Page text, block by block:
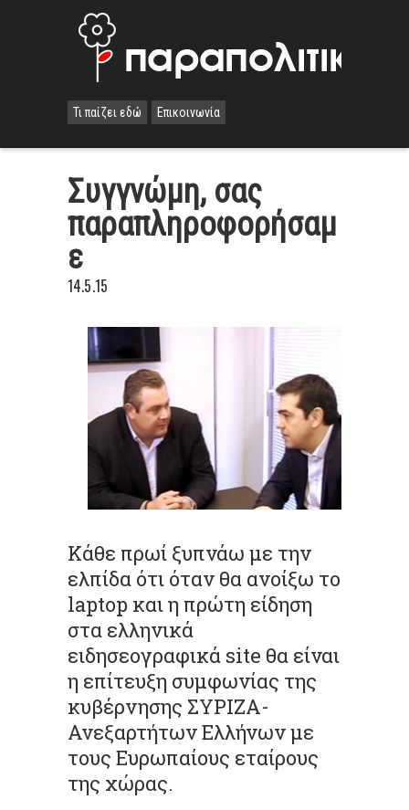
Τι παίζει εδώ Επικοινωνία
Συγγνώμη, σας
παραπληροφορήσαμ
ε
14.5.15
Κάθε πρωί ξυπνάω με την
ελπίδα ότι όταν θα ανοίξω το
laptop και η πρώτη είδηση
στα ελληνικά
ειδησεογραφικά site θα είναι
η επίτευξη συμφωνίας της
κυβέρνησης ΣΥΡΙΖΑ-
Ανεξαρτήτων Ελλήνων με
τους Ευρωπαίους εταίρους
της χώρας.